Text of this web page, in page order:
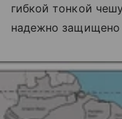
гибкой тонкой
надежно защищено